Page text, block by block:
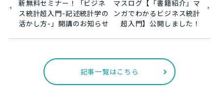
新無料セミナー！「ビジネ
ス統計超入門-記述統計学の
活かし方-」開講のお知らせ
マスログ【「書籍紹介」マ
ンガでわかるビジネス統計
超入門】公開しました！
記事一覧はこちら